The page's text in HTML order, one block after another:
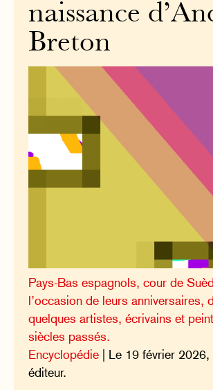
naissance
Breton
Pays-Bas espagnols, cour de
l’occasion de leurs anniversaires,
quelques artistes, écrivains et
siècles passés.
Encyclopédie | Le 19 février
éditeur.